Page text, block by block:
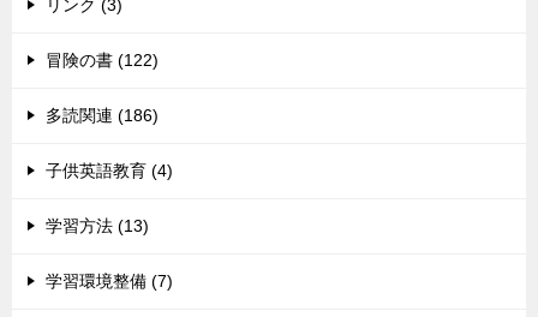
リンク (3)
冒険の書 (122)
多読関連 (186)
子供英語教育 (4)
学習方法 (13)
学習環境整備 (7)